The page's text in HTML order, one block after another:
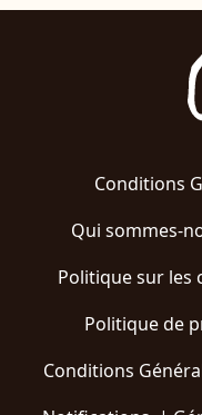
Conditions
Qui sommes-
Politique sur les
Politique de
Conditions